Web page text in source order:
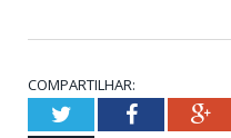
COMPARTILHAR:
TwitterFacebook